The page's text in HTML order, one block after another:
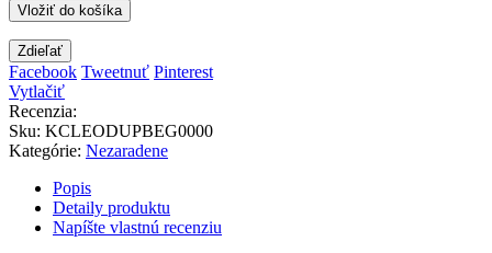
Vložiť do košíka
Zdieľať
Facebook Tweetnuť Pinterest
Vytlačiť
Recenzia:
Sku: KCLEODUPBEG0000
Kategórie: Nezaradene
Popis
Detaily produktu
Napíšte vlastnú recenziu